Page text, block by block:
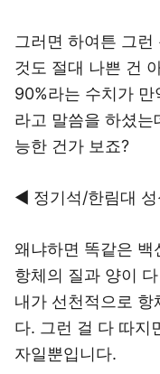
그러면 하여튼 그
것도 절대 나쁜 건
90%라는 수치가 만
라고 말씀을 하셨
능한 건가 보죠?
◀ 정기석/한림대
왜냐하면 똑같은 백
항체의 질과 양이
내가 선천적으로 항
다. 그런 걸 다 따지
자일뿐입니다.